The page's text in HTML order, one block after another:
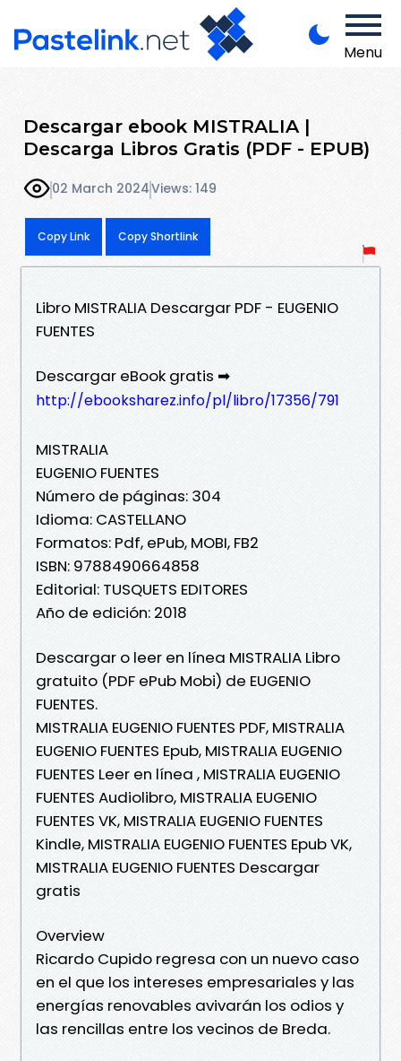
Menu
Descargar ebook MISTRALIA |
Descarga Libros Gratis (PDF - EPUB)
02 March 2024Views: 149
Copy Link Copy Shortlink
Libro MISTRALIA Descargar PDF - EUGENIO
FUENTES
Descargar eBook gratis ➡
http://ebooksharez.info/pl/libro/17356/791
MISTRALIA
EUGENIO FUENTES
Número de páginas: 304
Idioma: CASTELLANO
Formatos: Pdf, ePub, MOBI, FB2
ISBN: 9788490664858
Editorial: TUSQUETS EDITORES
Año de edición: 2018
Descargar o leer en línea MISTRALIA Libro
gratuito (PDF ePub Mobi) de EUGENIO
FUENTES.
MISTRALIA EUGENIO FUENTES PDF, MISTRALIA
EUGENIO FUENTES Epub, MISTRALIA EUGENIO
FUENTES Leer en línea , MISTRALIA EUGENIO
FUENTES Audiolibro, MISTRALIA EUGENIO
FUENTES VK, MISTRALIA EUGENIO FUENTES
Kindle, MISTRALIA EUGENIO FUENTES Epub VK,
MISTRALIA EUGENIO FUENTES Descargar
gratis
Overview
Ricardo Cupido regresa con un nuevo caso
en el que los intereses empresariales y las
energías renovables avivarán los odios y
las rencillas entre los vecinos de Breda.